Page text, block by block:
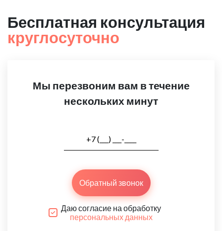
Бесплатная консультация
круглосуточно
Мы перезвоним вам в течение
нескольких минут
Обратный звонок
Даю согласие на обработку
персональных данных